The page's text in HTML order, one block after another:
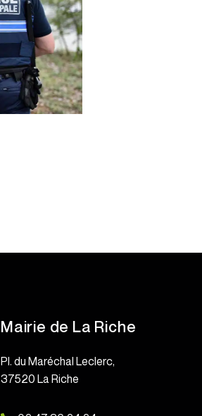
Mairie de La Riche
Pl. du Maréchal Leclerc,
37520 La Riche